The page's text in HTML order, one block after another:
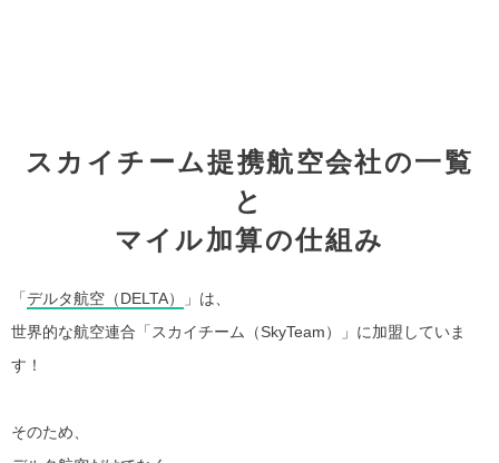
スカイチーム提携航空会社の一覧
と
マイル加算の仕組み
「デルタ航空（DELTA）
」は、
世界的な航空連合「スカイチーム（SkyTeam）」に加盟していま
す！
そのため、